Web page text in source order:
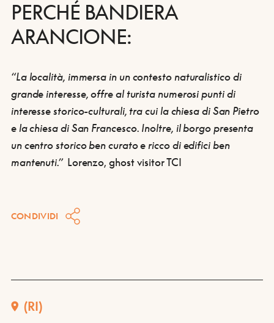
PERCHÉ BANDIERA
ARANCIONE:
“La località, immersa in uncontesto naturalisticodi
grande interesse, offre al turista numerosi punti di
interesse storico-culturali, tra cui la chiesa di San Pietro
e la chiesa di San Francesco. Inoltre, il borgo presenta
uncentro storicoben curato e ricco di edifici ben
mantenuti.” Lorenzo, ghost visitor TCI
CONDIVIDI
(RI)